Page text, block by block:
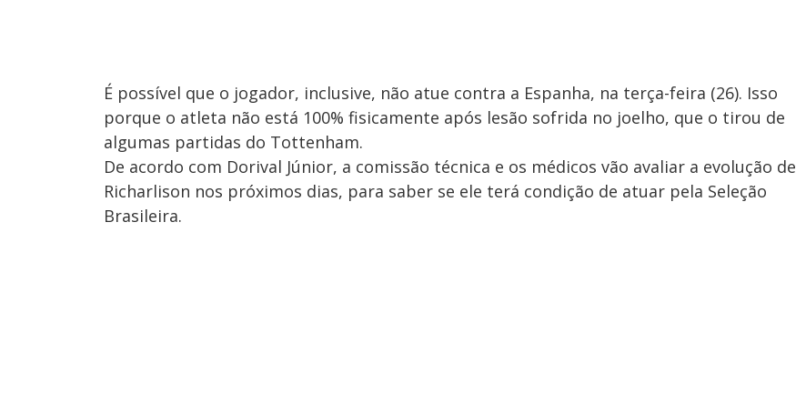
É possível que o jogador, inclusive, não atue contra a Espanha, na terça-feira (26). Isso
porque o atleta não está 100% fisicamente após lesão sofrida no joelho, que o tirou de
algumas partidas do Tottenham.
De acordo com Dorival Júnior, a comissão técnica e os médicos vão avaliar a evolução de
Richarlison nos próximos dias, para saber se ele terá condição de atuar pela Seleção
Brasileira.